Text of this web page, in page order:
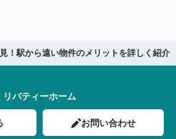
！駅から遠い物件のメリットを詳しく紹介
リバティーホーム
お問い合わせ